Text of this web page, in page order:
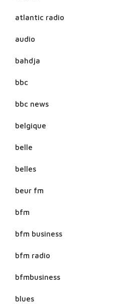
atlantic radio
audio
bahdja
bbc
bbc news
belgique
belle
belles
beur fm
bfm
bfm business
bfm radio
bfmbusiness
blues